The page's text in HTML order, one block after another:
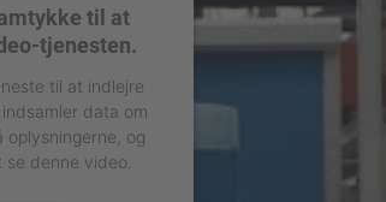
til at
tjenesten.
til at indlejre
data om
oplysningerne, og
denne video.